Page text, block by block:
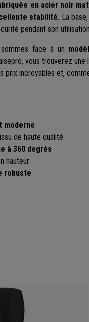
en acier noir mat
stabilité. La
pendant son
face à un
vous trouverez
prix incroyables et,
moderne
de haute qualité
à 360 degrés
hauteur
robuste